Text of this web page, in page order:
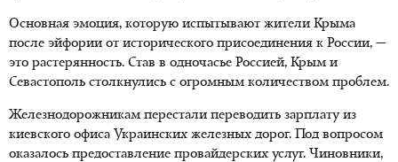
Основная эмоция, которую испытывают жители Крыма
после эйфории от исторического присоединения к России, —
это растерянность. Став в одночасье Россией, Крым и
Севастополь столкнулись с огромным количеством проблем.
Железнодорожникам перестали переводить зарплату из
киевского офиса Украинских железных дорог. Под вопросом
оказалось предоставление провайдерских услуг. Чиновники,